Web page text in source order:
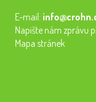
E-mail:
Napište nám zprávu
Mapa stránek